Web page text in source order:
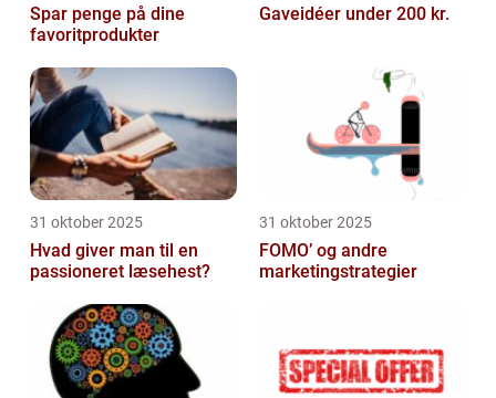
Spar penge på dine
favoritprodukter
Gaveidéer under 200 kr.
31 oktober 2025
Hvad giver man til en
passioneret læsehest?
31 oktober 2025
FOMO’ og andre
marketingstrategier